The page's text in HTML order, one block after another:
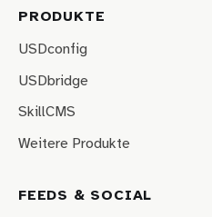
PRODUKTE
USDconfig
USDbridge
SkillCMS
Weitere Produkte
FEEDS & SOCIAL